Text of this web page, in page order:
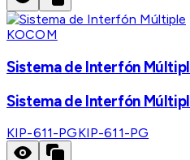
KOCOM
Sistema de Interfón
Sistema de Interfón
KIP-611-PGKIP-611-PG